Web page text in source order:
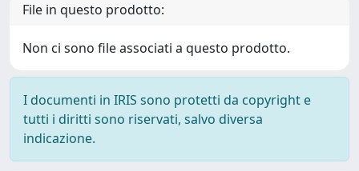
File in questo prodotto:
Non ci sono file associati a questo prodotto.
I documenti in IRIS sono protetti da copyright e
tutti i diritti sono riservati, salvo diversa
indicazione.